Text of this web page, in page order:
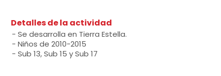
Detalles de la actividad
- Se desarrolla en Tierra Estella.
- Niños de 2010-2015
- Sub 13, Sub 15 y Sub 17